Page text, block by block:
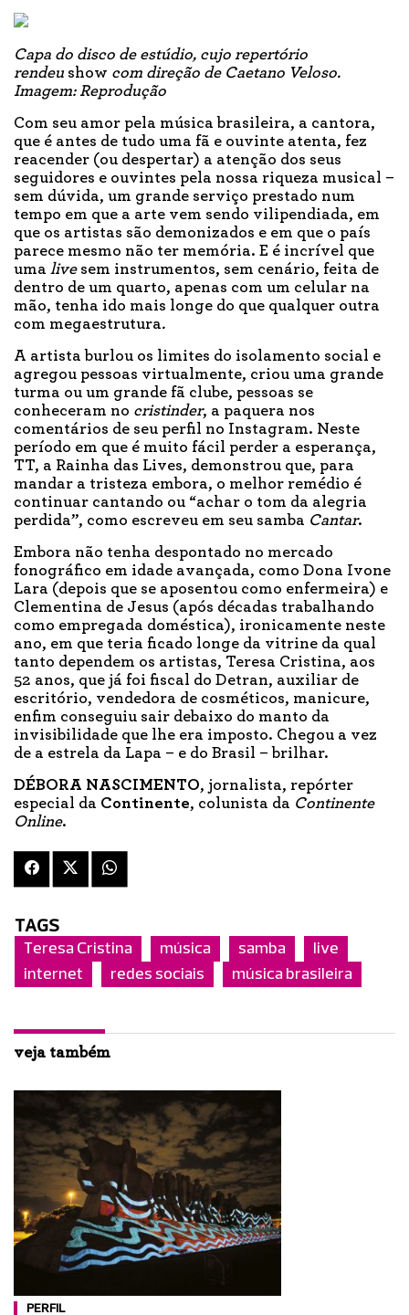
Capa do disco de estúdio, cujo repertório
rendeu show com direção de Caetano Veloso.
Imagem: Reprodução
Com seu amor pela música brasileira, a cantora,
que é antes de tudo uma fã e ouvinte atenta, fez
reacender (ou despertar) a atenção dos seus
seguidores e ouvintes pela nossa riqueza musical –
sem dúvida, um grande serviço prestado num
tempo em que a arte vem sendo vilipendiada, em
que os artistas são demonizados e em que o país
parece mesmo não ter memória. E é incrível que
uma livesem instrumentos, sem cenário, feita de
dentro de um quarto, apenas com um celular na
mão, tenha ido mais longe do que qualquer outra
com megaestrutura.
A artista burlou os limites do isolamento social e
agregou pessoas virtualmente, criou uma grande
turma ou um grande fã clube, pessoas se
conheceram no cristinder, a paquera nos
comentários de seu perfil no Instagram. Neste
período em que é muito fácil perder a esperança,
TT, a Rainha das Lives, demonstrou que, para
mandar a tristeza embora, o melhor remédio é
continuar cantando ou “achar o tom da alegria
perdida”, como escreveu em seu samba Cantar.
Embora não tenha despontado no mercado
fonográfico em idade avançada, como Dona Ivone
Lara (depois que se aposentou como enfermeira) e
Clementina de Jesus (após décadas trabalhando
como empregada doméstica), ironicamente neste
ano, em que teria ficado longe da vitrine da qual
tanto dependem os artistas, Teresa Cristina, aos
52 anos, que já foi fiscal do Detran, auxiliar de
escritório, vendedora de cosméticos, manicure,
enfim conseguiu sair debaixo do manto da
invisibilidade que lhe era imposto. Chegou a vez
de a estrela da Lapa – e do Brasil – brilhar.
DÉBORA NASCIMENTO, jornalista, repórter
especial da Continente, colunista da Continente
Online.
TAGS
Teresa Cristina música samba
live
internet
redes sociais música brasileira
veja também
PERFIL